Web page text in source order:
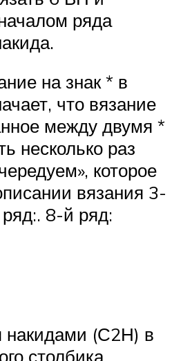
ряда
на знак * в
что вязание
между двумя *
несколько раз
которое
вязания 3-
8-й ряд:
накидами (С2Н) в
столбика